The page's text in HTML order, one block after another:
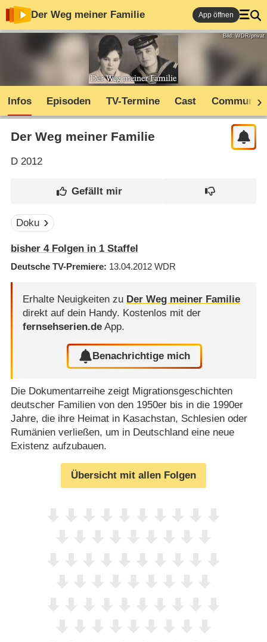
Der Weg meiner Familie App öffnen
Bild: WDR/privat
Infos Episoden TV-Termine Cast Community
Der Weg meiner Familie
D2012
Doku
bisher 4Folgen in 1Staffel
Deutsche TV-Premiere 13.04.2012 WDR
Erhalte Neuigkeiten zu Der Weg meiner Familie
direkt auf dein Handy. Kostenlos mit der
fernsehserien.deApp.
Benachrichtige mich
Die Dokumentarreihe zeigt Migrationsgeschichten
deutscher Familien von den 1950er bis in die 1990er
Jahre, die ihre Heimat in Kasachstan, Schlesien oder
Rumänien verließen, um in Deutschland eine neue
Existenz aufzubauen.
Übersicht mit allen Folgen